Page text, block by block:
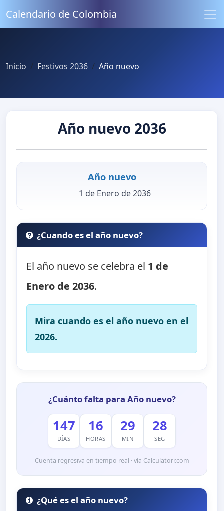
Calendario de Colombia
Inicio Festivos 2036 Año nuevo
Año nuevo 2036
Año nuevo
1 de Enero de 2036
¿Cuando es el año nuevo?
El año nuevo se celebra el 1 de
Enero de 2036.
Mira cuando es el año nuevo en el
2026.
¿Cuánto falta para Año nuevo?
147
DÍAS
16
HORAS
29
MIN
28
SEG
Cuenta regresiva en tiempo real · vía Calculatorr.com
¿Qué es el año nuevo?